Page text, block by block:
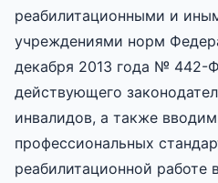
реабилитационными и
учреждениями норм
декабря 2013 года № 442-
действующего
инвалидов, а также
профессиональных
реабилитационной работе